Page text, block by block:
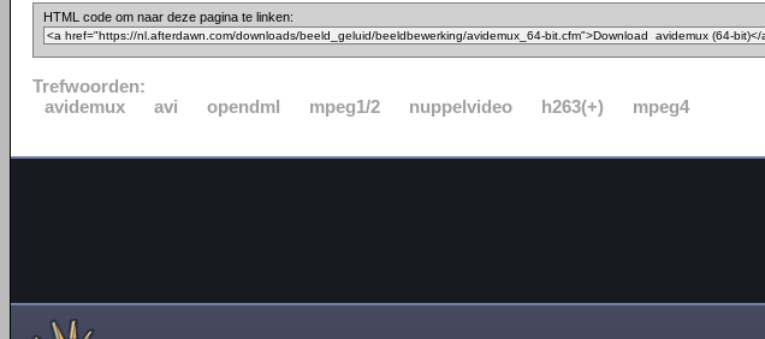
HTML code om naar deze pagina te linken:
Trefwoorden:
avidemux
avi opendml mpeg1/2 nuppelvideo h263(+) mpeg4